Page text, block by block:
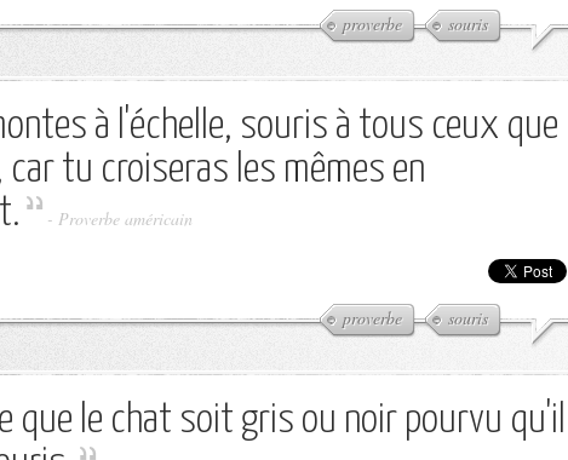
proverbe souris
à l'échelle, souris à tous ceux que
tu croiseras les mêmes en
- Proverbe américain
proverbe souris
que le chat soit gris ou noir pourvu qu'il